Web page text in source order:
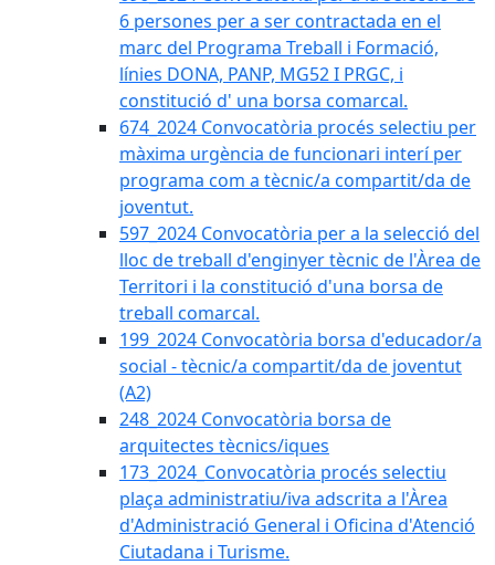
6 persones per a ser contractada en el
marc del Programa Treball i Formació,
línies DONA, PANP, MG52 I PRGC, i
constitució d' una borsa comarcal.
674_2024 Convocatòria procés selectiu per
màxima urgència de funcionari interí per
programa com a tècnic/a compartit/da de
joventut.
597_2024 Convocatòria per a la selecció del
lloc de treball d'enginyer tècnic de l'Àrea de
Territori i la constitució d'una borsa de
treball comarcal.
199_2024 Convocatòria borsa d'educador/a
social - tècnic/a compartit/da de joventut
(A2)
248_2024 Convocatòria borsa de
arquitectes tècnics/iques
173_2024_Convocatòria procés selectiu
plaça administratiu/iva adscrita a l'Àrea
d'Administració General i Oficina d'Atenció
Ciutadana i Turisme.